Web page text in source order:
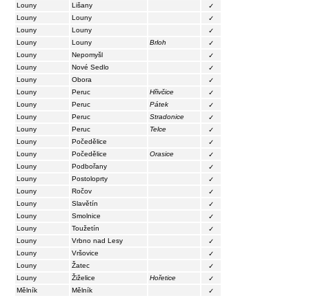
Louny
Lišany
✓
Louny
Louny
✓
Louny
Louny
✓
Louny
Louny Brloh
✓
Louny
Nepomyšl
✓
Louny
Nové Sedlo
✓
Louny
Obora
✓
Louny
Peruc Hřivčice
✓
Louny
Peruc Pátek
✓
Louny
Peruc Stradonice
✓
Louny
Peruc Telce
✓
Louny
Počedělice
✓
Louny
Počedělice Orasice
✓
Louny
Podbořany
✓
Louny
Postoloprty
✓
Louny
Ročov
✓
Louny
Slavětín
✓
Louny
Smolnice
✓
Louny
Toužetín
✓
Louny
Vrbno nad Lesy
✓
Louny
Vršovice
✓
Louny
Žatec
✓
Louny
Žiželice Hořetice
✓
Mělník
Mělník
✓